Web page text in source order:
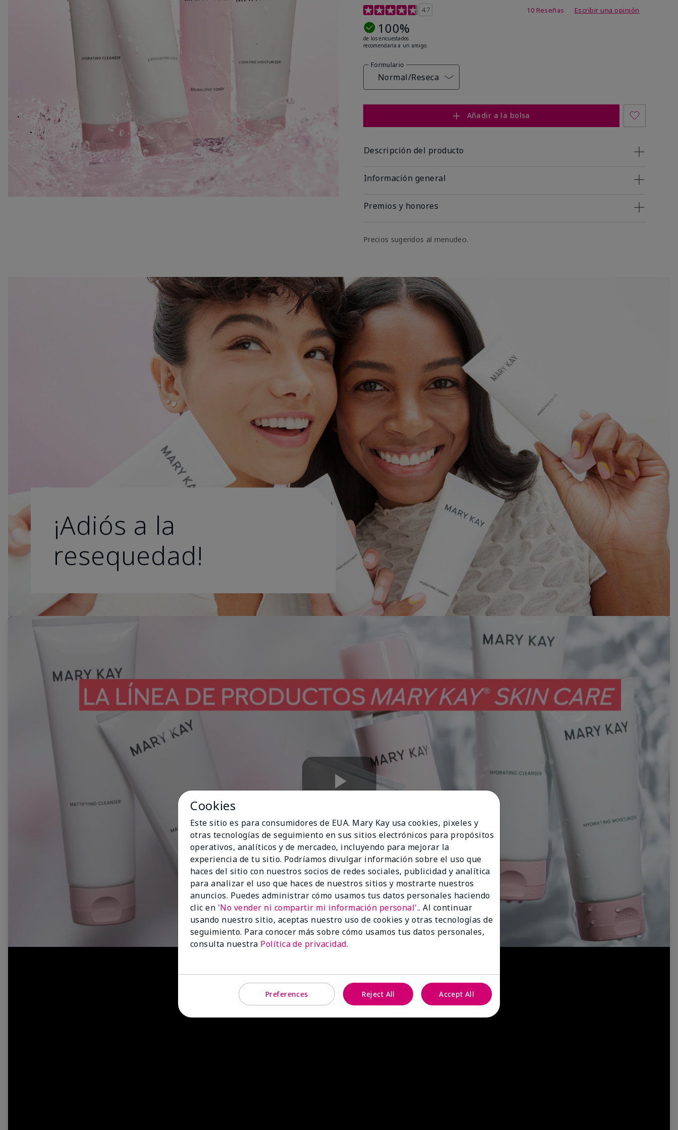
Calificación de clientes de 5 de 5
4.7 10 Reseñas Escribir una opinión
100%
de los encuestados
recomendaría a un amigo.
Formulario
Normal/Reseca
Añadir a la bolsa
Descripción del producto
Información general
Premios y honores
Precios sugeridos al menudeo.
¡Adiós a la
resequedad!
Video
Cookies
Este sitio es para consumidores de EUA. Mary Kay usa cookies, pixeles y
otras tecnologías de seguimiento en sus sitios electrónicos para propósitos
operativos, analíticos y de mercadeo, incluyendo para mejorar la
experiencia de tu sitio. Podríamos divulgar información sobre el uso que
haces del sitio con nuestros socios de redes sociales, publicidad y analítica
para analizar el uso que haces de nuestros sitios y mostrarte nuestros
anuncios. Puedes administrar cómo usamos tus datos personales haciendo
clic en 'No vender ni compartir mi información personal'.. Al continuar
usando nuestro sitio, aceptas nuestro uso de cookies y otras tecnologías de
seguimiento. Para conocer más sobre cómo usamos tus datos personales,
consulta nuestra Política de privacidad.
Preferences Reject All Accept All